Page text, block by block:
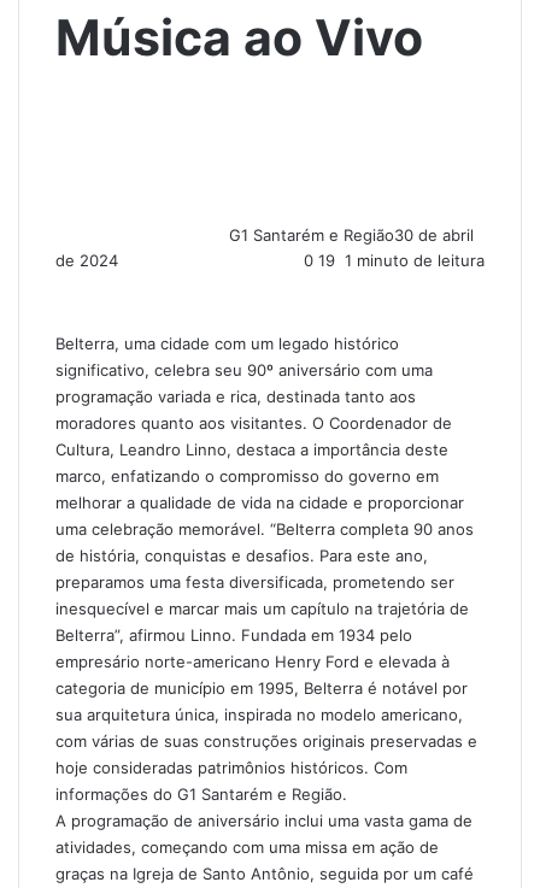
Música ao Vivo
G1 Santarém e Região30 de abril
de 2024
0 19 1 minuto de leitura
Belterra, uma cidade com um legado histórico
significativo, celebra seu 90º aniversário com uma
programação variada e rica, destinada tanto aos
moradores quanto aos visitantes. O Coordenador de
Cultura, Leandro Linno, destaca a importância deste
marco, enfatizando o compromisso do governo em
melhorar a qualidade de vida na cidade e proporcionar
uma celebração memorável. “Belterra completa 90 anos
de história, conquistas e desafios. Para este ano,
preparamos uma festa diversificada, prometendo ser
inesquecível e marcar mais um capítulo na trajetória de
Belterra”, afirmou Linno. Fundada em 1934 pelo
empresário norte-americano Henry Ford e elevada à
categoria de município em 1995, Belterra é notável por
sua arquitetura única, inspirada no modelo americano,
com várias de suas construções originais preservadas e
hoje consideradas patrimônios históricos. Com
informações do G1 Santarém e Região.
A programação de aniversário inclui uma vasta gama de
atividades, começando com uma missa em ação de
graças na Igreja de Santo Antônio, seguida por um café